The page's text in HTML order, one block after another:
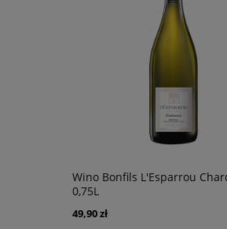
Wino Bonfils L'Esparrou
0,75L
49,90 zł